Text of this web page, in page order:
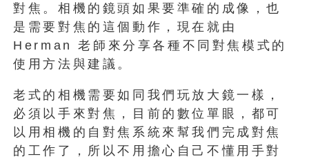
對焦。相機的鏡頭如果要準確的成像，也
是需要對焦的這個動作，現在就由
Herman 老師來分享各種不同對焦模式的
使用方法與建議。
老式的相機需要如同我們玩放大鏡一樣，
必須以手來對焦，目前的數位單眼，都可
以用相機的自對焦系統來幫我們完成對焦
的工作了，所以不用擔心自己不懂用手對